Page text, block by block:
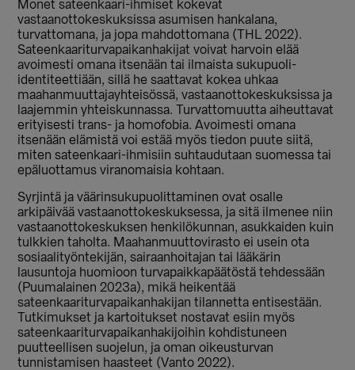
Monet sateenkaari-ihmiset kokevat
vastaanottokeskuksissa asumisen hankalana,
turvattomana, ja jopa mahdottomana (THL 2022).
Sateenkaariturvapaikanhakijat voivat harvoin elää
avoimesti omana itsenään tai ilmaista sukupuoli-
identiteettiään, sillä he saattavat kokea uhkaa
maahanmuuttajayhteisössä, vastaanottokeskuksissa ja
laajemmin yhteiskunnassa. Turvattomuutta aiheuttavat
erityisesti trans- ja homofobia. Avoimesti omana
itsenään elämistä voi estää myös tiedon puute siitä,
miten sateenkaari-ihmisiin suhtaudutaan suomessa tai
epäluottamus viranomaisia kohtaan.
Syrjintä ja väärinsukupuolittaminen ovat osalle
arkipäivää vastaanottokeskuksessa, ja sitä ilmenee niin
vastaanottokeskuksen henkilökunnan, asukkaiden kuin
tulkkien taholta. Maahanmuuttovirasto ei usein ota
sosiaalityöntekijän, sairaanhoitajan tai lääkärin
lausuntoja huomioon turvapaikkapäätöstä tehdessään
(Puumalainen 2023a), mikä heikentää
sateenkaariturvapaikanhakijan tilannetta entisestään.
Tutkimukset ja kartoitukset nostavat esiin myös
sateenkaariturvapaikanhakijoihin kohdistuneen
puutteellisen suojelun, ja oman oikeusturvan
tunnistamisen haasteet (Vanto 2022).